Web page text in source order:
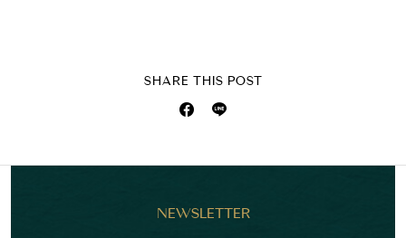
SHARE THIS POST
NEWSLETTER